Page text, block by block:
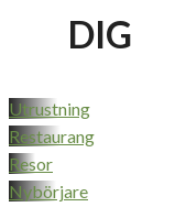
DIG
Utrustning
Restaurang
Resor
Nybörjare